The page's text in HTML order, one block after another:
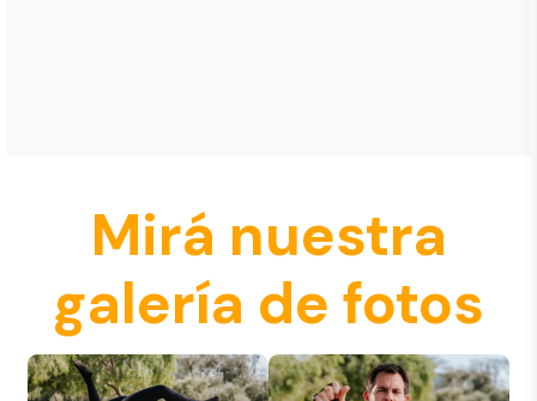
Mirá nuestra
galería de fotos